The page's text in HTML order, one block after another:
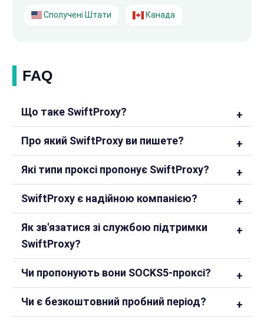
Сполучені Штати Канада
FAQ
Що таке SwiftProxy?
Про який SwiftProxy ви пишете?
Які типи проксі пропонує SwiftProxy?
SwiftProxy є надійною компанією?
Як зв'язатися зі службою підтримки
SwiftProxy?
Чи пропонують вони SOCKS5-проксі?
Чи є безкоштовний пробний період?